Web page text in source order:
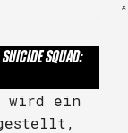
SUICIDE SQUAD:
wird ein
gestellt,